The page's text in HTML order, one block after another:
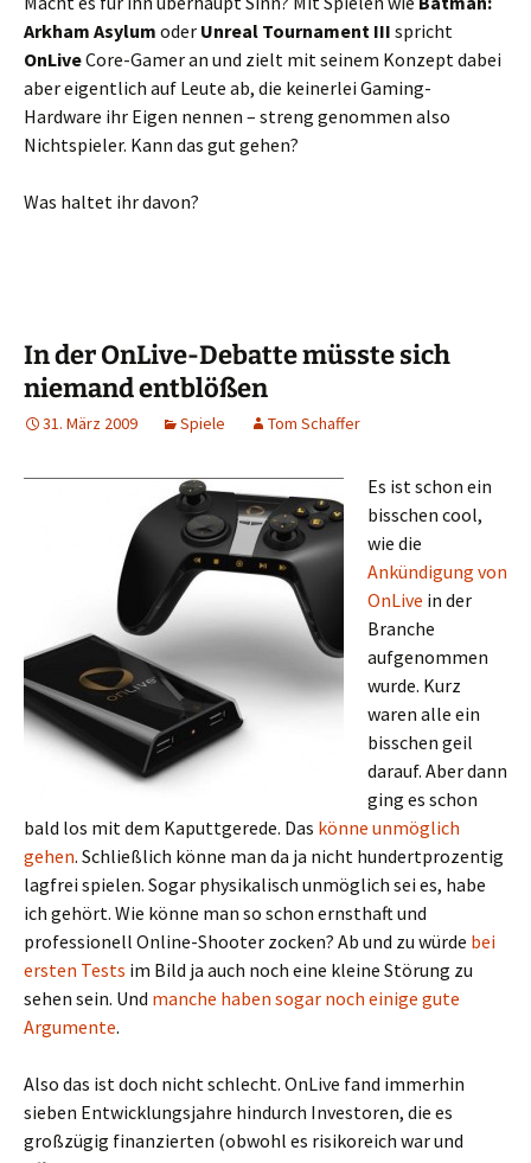
Arkham Asylum oder Unreal Tournament III spricht
OnLiveCore-Gamer an und zielt mit seinem Konzept dabei
aber eigentlich auf Leute ab, die keinerlei Gaming-
Hardware ihr Eigen nennen – streng genommen also
Nichtspieler. Kann das gut gehen?
Was haltet ihr davon?
In der OnLive-Debatte müsste sich
niemand entblößen
31. März 2009 Spiele Tom Schaffer
Es ist schon ein
bisschen cool,
wie die
Ankündigung von
OnLive in der
Branche
aufgenommen
wurde. Kurz
waren alle ein
bisschen geil
darauf. Aber dann
ging es schon
bald los mit dem Kaputtgerede. Das könne unmöglich
gehen. Schließlich könne man da ja nicht hundertprozentig
lagfrei spielen. Sogar physikalisch unmöglich sei es, habe
ich gehört. Wie könne man so schon ernsthaft und
professionell Online-Shooter zocken? Ab und zu würde bei
ersten Tests im Bild ja auch noch eine kleine Störung zu
sehen sein. Und manche haben sogar noch einige gute
Argumente.
Also das ist doch nicht schlecht. OnLive fand immerhin
sieben Entwicklungsjahre hindurch Investoren, die es
großzügig finanzierten (obwohl es risikoreich war und